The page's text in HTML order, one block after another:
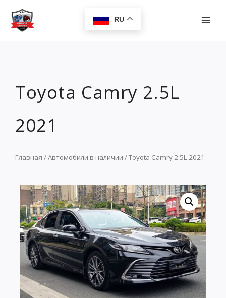
Перейти
содержимому
RU
Toyota Camry 2.5L
2021
Главная /Автомобили в наличии / Toyota Camry 2.5L 2021